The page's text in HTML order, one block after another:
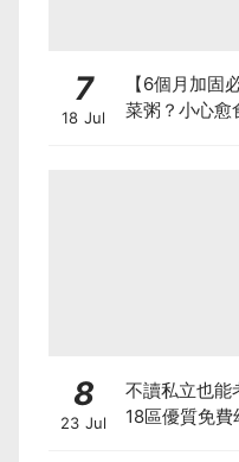
7
18 Jul
【6個月加固
菜粥？小心愈
8
23 Jul
不讀私立也能
18區優質免費